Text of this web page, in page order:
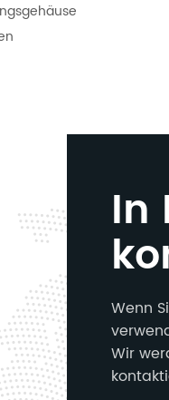
In
Wenn
Wir